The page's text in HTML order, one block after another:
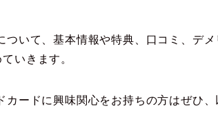
ついて、基本情報や特典、口コミ、デ
いきます。
カードに興味関心をお持ちの方はぜひ